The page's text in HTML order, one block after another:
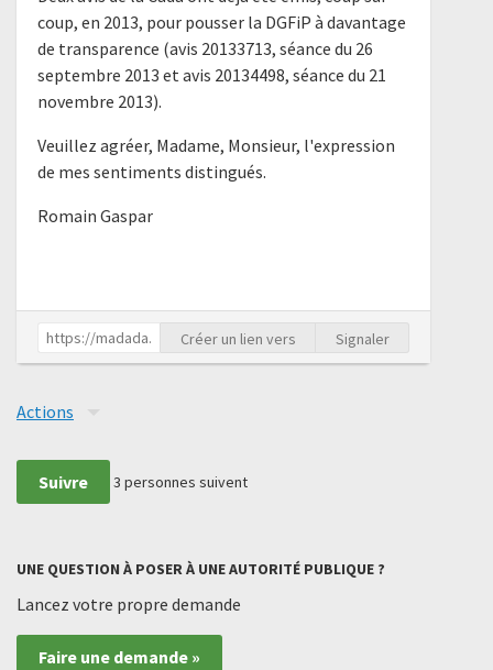
coup, en 2013, pour pousser la DGFiP à davantage
de transparence (avis 20133713, séance du 26
septembre 2013 et avis 20134498, séance du 21
novembre 2013).
Veuillez agréer, Madame, Monsieur, l'expression
de mes sentiments distingués.
Romain Gaspar
Créer un lien vers Signaler
Actions
Suivre 3 personnes suivent
UNE QUESTION À POSER À UNE AUTORITÉ PUBLIQUE ?
Lancez votre propre demande
Faire une demande »